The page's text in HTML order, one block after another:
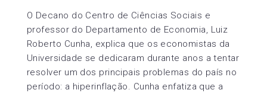
O Decano do Centro de Ciências Sociais e
professor do Departamento de Economia, Luiz
Roberto Cunha, explica que os economistas da
Universidade se dedicaram durante anos a tentar
resolver um dos principais problemas do país no
período: a hiperinflação. Cunha enfatiza que a